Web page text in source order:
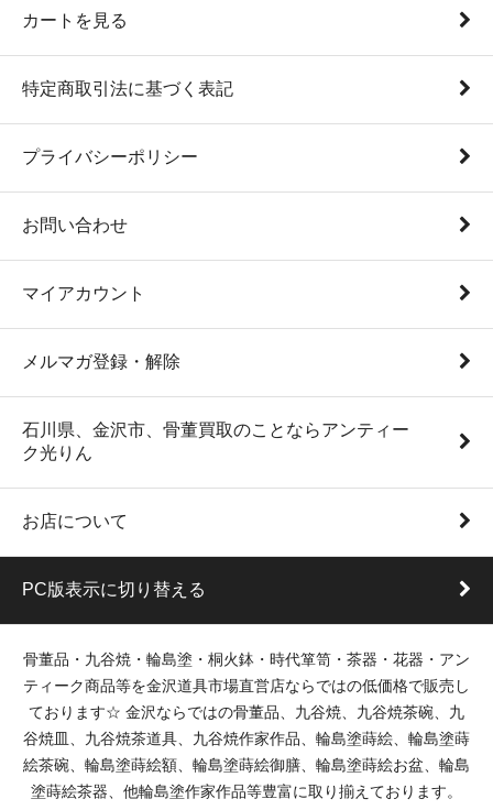
カートを見る
特定商取引法に基づく表記
プライバシーポリシー
お問い合わせ
マイアカウント
メルマガ登録・解除
石川県、金沢市、骨董買取のことならアンティー
ク光りん
お店について
PC版表示に切り替える
骨董品・九谷焼・輪島塗・桐火鉢・時代箪笥・茶器・花器・アン
ティーク商品等を金沢道具市場直営店ならではの低価格で販売し
ております☆ 金沢ならではの骨董品、九谷焼、九谷焼茶碗、九
谷焼皿、九谷焼茶道具、九谷焼作家作品、輪島塗蒔絵、輪島塗蒔
絵茶碗、輪島塗蒔絵額、輪島塗蒔絵御膳、輪島塗蒔絵お盆、輪島
塗蒔絵茶器、他輪島塗作家作品等豊富に取り揃えております。